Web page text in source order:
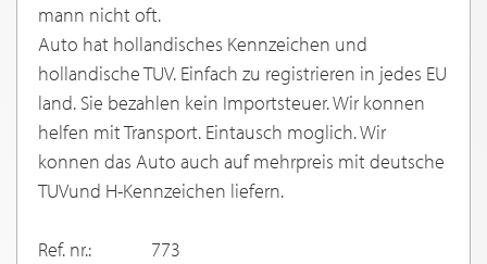
mann nicht oft.
Auto hat hollandisches Kennzeichen und
hollandische TUV. Einfach zu registrieren in jedes EU
land. Sie bezahlen kein Importsteuer. Wir konnen
helfen mit Transport. Eintausch moglich. Wir
konnen das Auto auch auf mehrpreis mit deutsche
TUVund H-Kennzeichen liefern.
Ref. nr.:
773